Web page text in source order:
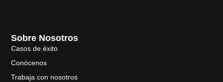
Sobre Nosotros
Casos de éxito
Conócenos
Trabaja con nosotros